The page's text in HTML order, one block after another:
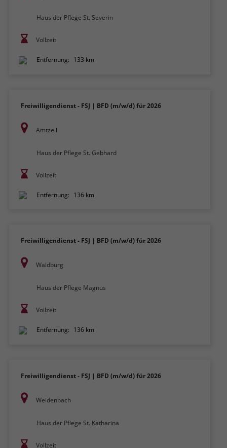
Haus der Pflege St. Severin
Vollzeit
Entfernung: 133 km
Freiwilligendienst - FSJ | BFD (m/w/d) für 2026
Amtzell
Haus der Pflege St. Gebhard
Vollzeit
Entfernung: 136 km
Freiwilligendienst - FSJ | BFD (m/w/d) für 2026
Waldburg
Haus der Pflege Magnus
Vollzeit
Entfernung: 136 km
Freiwilligendienst - FSJ | BFD (m/w/d) für 2026
Weidenbach
Haus der Pflege St. Katharina
Vollzeit